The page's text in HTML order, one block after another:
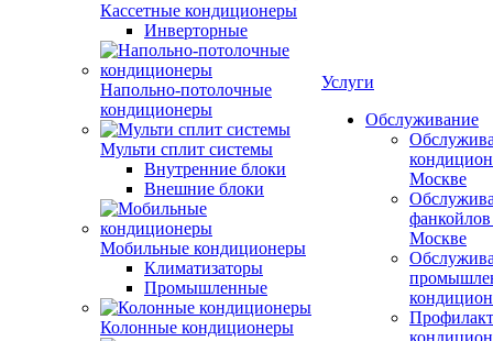
Кассетные кондиционеры
Инверторные
Напольно-потолочные
кондиционеры
Мульти сплит системы
Внутренние блоки
Внешние блоки
Мобильные кондиционеры
Климатизаторы
Промышленные
Колонные кондиционеры
Услуги
Обслуживание
Москве
Москве